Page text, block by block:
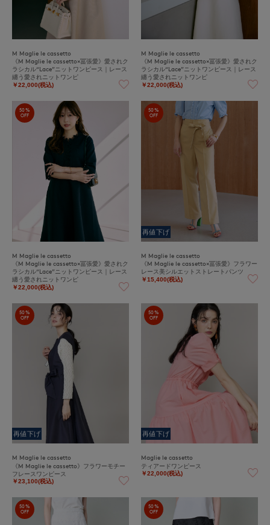
M Maglie le cassetto
《M Maglie le cassetto×冨張愛》愛されク
ラシカル“Lace”ニットワンピース｜レース
纏う愛されニットワンピ
￥22,000(税込)
M Maglie le cassetto
《M Maglie le cassetto×冨張愛》愛されク
ラシカル“Lace”ニットワンピース｜レース
纏う愛されニットワンピ
￥22,000(税込)
50%
OFF
M Maglie le cassetto
《M Maglie le cassetto×冨張愛》愛されク
ラシカル“Lace”ニットワンピース｜レース
纏う愛されニットワンピ
￥22,000(税込)
50%
OFF
再値下げ
M Maglie le cassetto
《M Maglie le cassetto×冨張愛》フラワー
レース美シルエットストレートパンツ
￥15,400(税込)
50%
OFF
再値下げ
M Maglie le cassetto
《M Maglie le cassetto》フラワーモチー
フレースワンピース
￥23,100(税込)
50%
OFF
再値下げ
Maglie le cassetto
ティアードワンピース
￥22,000(税込)
50%
OFF
50%
OFF